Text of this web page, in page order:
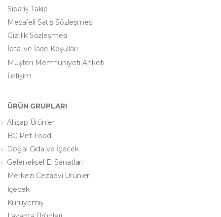
Sipariş Takip
Mesafeli Satış Sözleşmesi
Gizlilik Sözleşmesi
İptal ve İade Koşulları
Müşteri Memnuniyeti Anketi
İletişim
ÜRÜN GRUPLARI
Ahşap Ürünler
BC Pet Food
Doğal Gıda ve İçecek
Geleneksel El Sanatları
Merkezi Cezaevi Ürünleri
İçecek
Kuruyemiş